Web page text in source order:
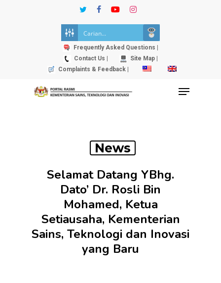
twitterfacebookyoutubeinstagram
Frequently Asked Questions |
Contact Us |
Site Map |
Complaints & Feedback |
Menu
News
Selamat Datang YBhg.
Dato’ Dr. Rosli Bin
Mohamed, Ketua
Setiausaha, Kementerian
Sains, Teknologi dan Inovasi
yang Baru